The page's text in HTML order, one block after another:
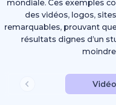
mondiale. Ces exemples
des vidéos, logos,
remarquables, prouvant
résultats dignes d’un